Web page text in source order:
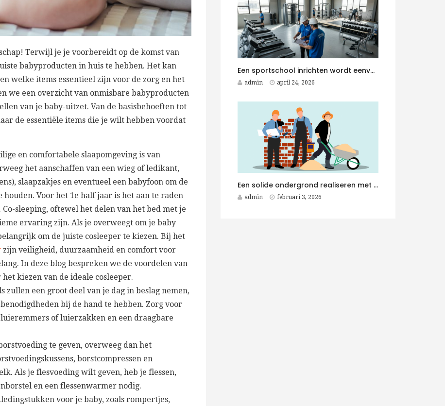
Terwijl je je voorbereidt op de komst van
babyproducten in huis te hebben. Het kan
welke items essentieel zijn voor de zorg en het
we een overzicht van onmisbare babyproducten
van je baby-uitzet. Van de basisbehoeften tot
de essentiële items die je wilt hebben voordat
en comfortabele slaapomgeving is van
het aanschaffen van een wieg of ledikant,
slaapzakjes en eventueel een babyfoon om de
Voor het 1e half jaar is het aan te raden
Co-sleeping, oftewel het delen van het bed met je
ervaring zijn. Als je overweegt om je baby
om de juiste cosleeper te kiezen. Bij het
zijn veiligheid, duurzaamheid en comfort voor
In deze blog bespreken we de voordelen van
kiezen van de ideale cosleeper.
zullen een groot deel van je dag in beslag nemen,
bij de hand te hebben. Zorg voor
of luierzakken en een draagbare
te geven, overweeg dan het
borstcompressen en
Als je flesvoeding wilt geven, heb je flessen,
en een flessenwarmer nodig.
voor je baby, zoals rompertjes,
Een sportschool inrichten wordt eenvoudiger met een Fitness Aannemer aan je zijde
admin april 24, 2026
Een solide ondergrond realiseren met duurzame betonplaten voor elk betonwerken project
admin februari 3, 2026